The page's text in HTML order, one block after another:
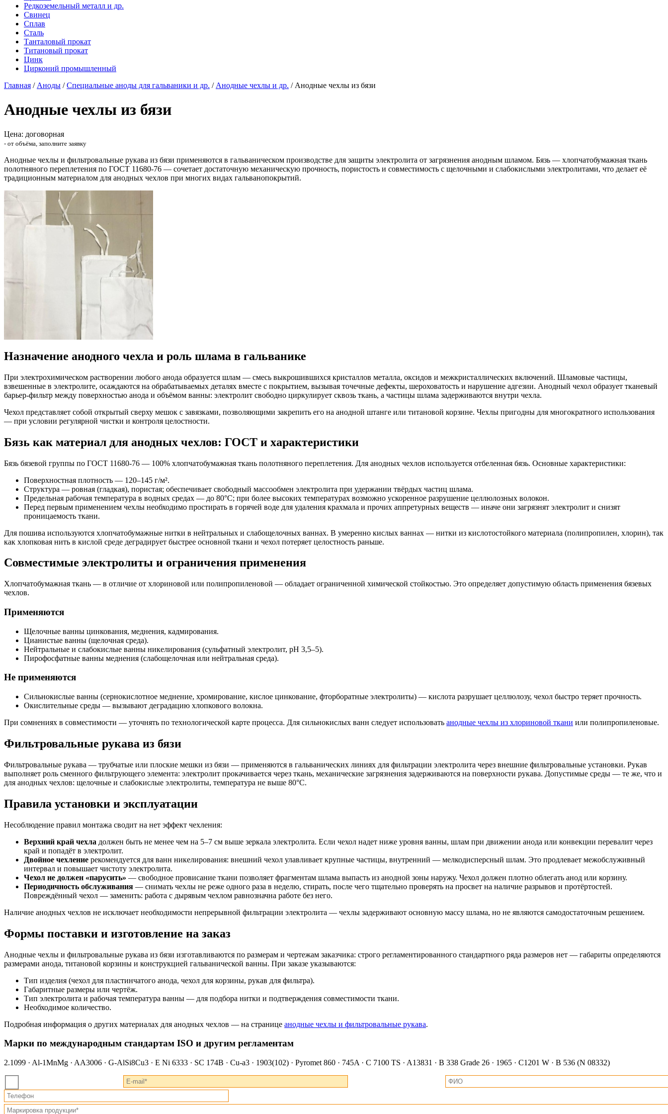
Редкоземельный металл и др.
Свинец
Сплав
Сталь
Танталовый прокат
Титановый прокат
Цинк
Цирконий промышленный
Главная / Аноды /Специальные аноды для гальваники и др. / Анодные чехлы и др. / Анодные чехлы из бязи
Анодные чехлы из бязи
Цена: договорная
- от объёма, заполните заявку
Анодные чехлы и фильтровальные рукава из бязи применяются в гальваническом производстве для защиты электролита от загрязнения анодным шламом. Бязь — хлопчатобумажная ткань
полотняного переплетения по ГОСТ 11680-76 — сочетает достаточную механическую прочность, пористость и совместимость с щелочными и слабокислыми электролитами, что делает её
традиционным материалом для анодных чехлов при многих видах гальванопокрытий.
Назначение анодного чехла и роль шлама в гальванике
При электрохимическом растворении любого анода образуется шлам — смесь выкрошившихся кристаллов металла, оксидов и межкристаллических включений. Шламовые частицы,
взвешенные в электролите, осаждаются на обрабатываемых деталях вместе с покрытием, вызывая точечные дефекты, шероховатость и нарушение адгезии. Анодный чехол образует тканевый
барьер-фильтр между поверхностью анода и объёмом ванны: электролит свободно циркулирует сквозь ткань, а частицы шлама задерживаются внутри чехла.
Чехол представляет собой открытый сверху мешок с завязками, позволяющими закрепить его на анодной штанге или титановой корзине. Чехлы пригодны для многократного использования
— при условии регулярной чистки и контроля целостности.
Бязь как материал для анодных чехлов: ГОСТ и характеристики
Бязь бязевой группы по ГОСТ 11680-76 — 100% хлопчатобумажная ткань полотняного переплетения. Для анодных чехлов используется отбеленная бязь. Основные характеристики:
Поверхностная плотность — 120–145 г/м².
Структура — ровная (гладкая), пористая; обеспечивает свободный массообмен электролита при удержании твёрдых частиц шлама.
Предельная рабочая температура в водных средах — до 80°C; при более высоких температурах возможно ускоренное разрушение целлюлозных волокон.
Перед первым применением чехлы необходимо простирать в горячей воде для удаления крахмала и прочих аппретурных веществ — иначе они загрязнят электролит и снизят
проницаемость ткани.
Для пошива используются хлопчатобумажные нитки в нейтральных и слабощелочных ваннах. В умеренно кислых ваннах — нитки из кислотостойкого материала (полипропилен, хлорин), так
как хлопковая нить в кислой среде деградирует быстрее основной ткани и чехол потеряет целостность раньше.
Совместимые электролиты и ограничения применения
Хлопчатобумажная ткань — в отличие от хлориновой или полипропиленовой — обладает ограниченной химической стойкостью. Это определяет допустимую область применения бязевых
чехлов.
Применяются
Щелочные ванны цинкования, меднения, кадмирования.
Цианистые ванны (щелочная среда).
Нейтральные и слабокислые ванны никелирования (сульфатный электролит, pH 3,5–5).
Пирофосфатные ванны меднения (слабощелочная или нейтральная среда).
Не применяются
Сильнокислые ванны (сернокислотное меднение, хромирование, кислое цинкование, фторборатные электролиты) — кислота разрушает целлюлозу, чехол быстро теряет прочность.
Окислительные среды — вызывают деградацию хлопкового волокна.
При сомнениях в совместимости — уточнять по технологической карте процесса. Для сильнокислых ванн следует использовать анодные чехлы из хлориновой ткани или полипропиленовые.
Фильтровальные рукава из бязи
Фильтровальные рукава — трубчатые или плоские мешки из бязи — применяются в гальванических линиях для фильтрации электролита через внешние фильтровальные установки. Рукав
выполняет роль сменного фильтрующего элемента: электролит прокачивается через ткань, механические загрязнения задерживаются на поверхности рукава. Допустимые среды — те же, что и
для анодных чехлов: щелочные и слабокислые электролиты, температура не выше 80°C.
Правила установки и эксплуатации
Несоблюдение правил монтажа сводит на нет эффект чехления:
Верхний край чехла должен быть не менее чем на 5–7 см выше зеркала электролита. Если чехол надет ниже уровня ванны, шлам при движении анода или конвекции перевалит через
край и попадёт в электролит.
Двойное чехление рекомендуется для ванн никелирования: внешний чехол улавливает крупные частицы, внутренний — мелкодисперсный шлам. Это продлевает межобслуживный
интервал и повышает чистоту электролита.
Чехол не должен «парусить» — свободное провисание ткани позволяет фрагментам шлама выпасть из анодной зоны наружу. Чехол должен плотно облегать анод или корзину.
Периодичность обслуживания — снимать чехлы не реже одного раза в неделю, стирать, после чего тщательно проверять на просвет на наличие разрывов и протёртостей.
Повреждённый чехол — заменить: работа с дырявым чехлом равнозначна работе без него.
Наличие анодных чехлов не исключает необходимости непрерывной фильтрации электролита — чехлы задерживают основную массу шлама, но не являются самодостаточным решением.
Формы поставки и изготовление на заказ
Анодные чехлы и фильтровальные рукава из бязи изготавливаются по размерам и чертежам заказчика: строго регламентированного стандартного ряда размеров нет — габариты определяются
размерами анода, титановой корзины и конструкцией гальванической ванны. При заказе указываются:
Тип изделия (чехол для пластинчатого анода, чехол для корзины, рукав для фильтра).
Габаритные размеры или чертёж.
Тип электролита и рабочая температура ванны — для подбора нитки и подтверждения совместимости ткани.
Необходимое количество.
Подробная информация о других материалах для анодных чехлов — на странице анодные чехлы и фильтровальные рукава.
Марки по международным стандартам ISO и другим регламентам
2.1099 · Al-1MnMg · AA3006 · G-AlSi8Cu3 · E Ni 6333 · SC 174B · Cu-a3 · 1903(102) · Pyromet 860 · 745A · C 7100 TS · A13831 · B 338 Grade 26 · 1965 · C1201 W · B 536 (N 08332)